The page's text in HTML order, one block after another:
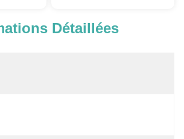
Détaillées